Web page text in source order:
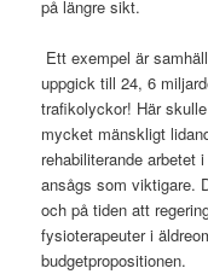
på längre sikt.
Ett exempel är
uppgick till 24, 6
trafikolyckor! Här
mycket mänskligt
rehabiliterande arbetet
ansågs som viktigare.
och på tiden att
fysioterapeuter i
budgetpropositionen.